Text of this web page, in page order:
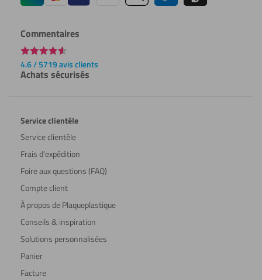
Commentaires
4.6 / 5719 avis clients
Achats sécurisés
Service clientèle
Service clientèle
Frais d’expédition
Foire aux questions (FAQ)
Compte client
À propos de Plaqueplastique
Conseils & inspiration
Solutions personnalisées
Panier
Facture